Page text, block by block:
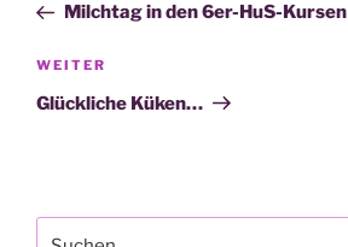
Beitrag
Milchtag in den 6er-HuS-Kursen
Nächster
Beitrag
WEITER
Glückliche Küken…